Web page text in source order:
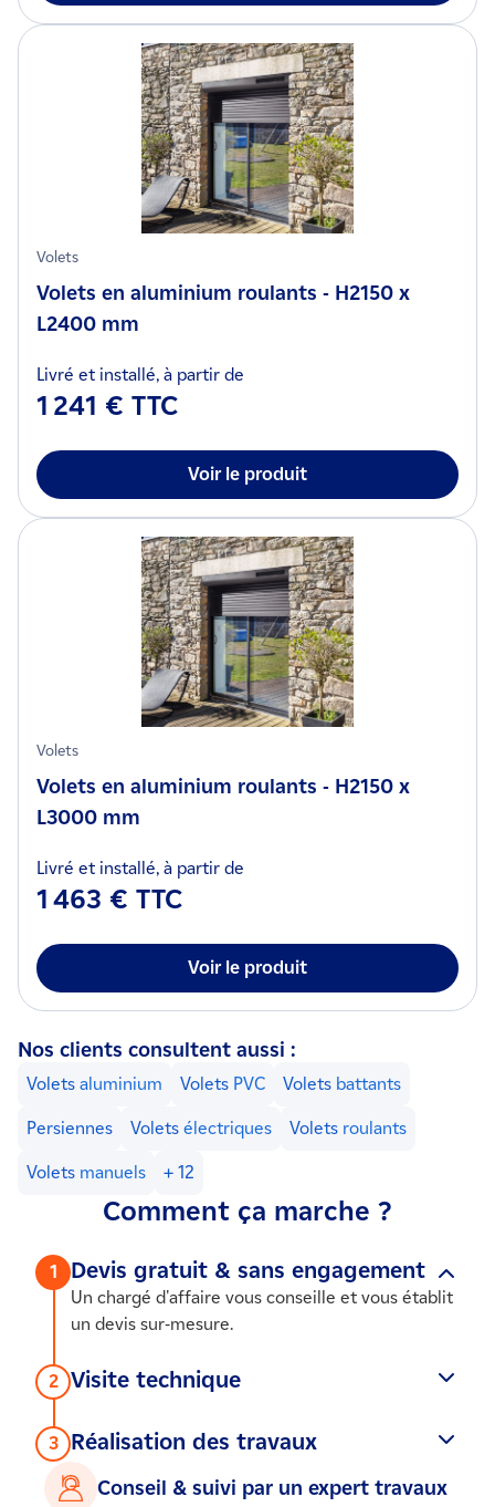
Volets
Volets en aluminium roulants - H2150 x
L2400 mm
Livré et installé, à partir de
1 241 € TTC
Voir le produit
Volets
Volets en aluminium roulants - H2150 x
L3000 mm
Livré et installé, à partir de
1 463 € TTC
Voir le produit
Nos clients consultent aussi :
Volets aluminium Volets PVC Volets battants
Persiennes Volets électriques Volets roulants
Volets manuels + 12
Comment ça marche ?
1 Devis gratuit & sans engagement
Un chargé d'affaire vous conseille et vous établit
un devis sur-mesure.
2 Visite technique
se déplace chez vous pour valider votre projet.
3 Réalisation des travaux
dans le respect des chartes de qualité et
Conseil & suivi par un expert travaux